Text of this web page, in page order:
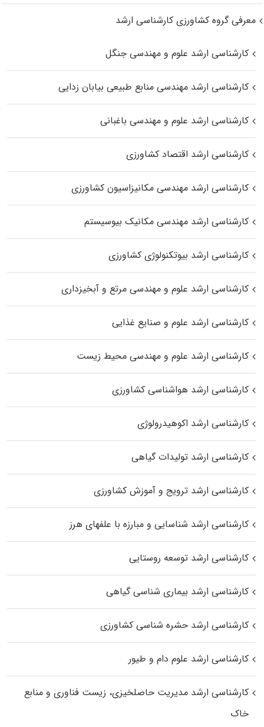
معرفی گروه کشاورزی کارشناسی ارشد
کارشناسی ارشد علوم و مهندسی جنگل
کارشناسی ارشد مهندسی منابع طبیعی بیابان زدایی
کارشناسی ارشد علوم و مهندسی باغبانی
کارشناسی ارشد اقتصاد کشاورزی
کارشناسی ارشد مهندسی مکانیزاسیون کشاورزی
کارشناسی ارشد مهندسی مکانیک بیوسیستم
کارشناسی ارشد بیوتکنولوژی کشاورزی
کارشناسی ارشد علوم و مهندسی مرتع و آبخیزداری
کارشناسی ارشد علوم و صنایع غذایی
کارشناسی ارشد علوم و مهندسی محیط زیست
کارشناسی ارشد هواشناسی کشاورزی
کارشناسی ارشد اکوهیدرولوژی
کارشناسی ارشد تولیدات گیاهی
کارشناسی ارشد ترویج و آموزش کشاورزی
کارشناسی ارشد شناسایی و مبارزه با علفهای هرز
کارشناسی ارشد توسعه روستایی
کارشناسی ارشد بیماری‌ شناسی گیاهی
کارشناسی ارشد حشره‌ شناسی کشاورزی
کارشناسی ارشد علوم دام و طیور
کارشناسی ارشد مدیریت حاصلخیزی، زیست فناوری و منابع
خاک